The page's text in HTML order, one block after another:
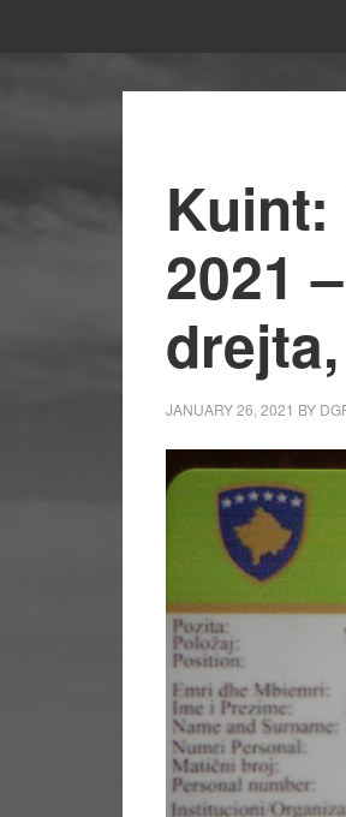
Kuint:
2021
JANUARY 26, 2021 BY